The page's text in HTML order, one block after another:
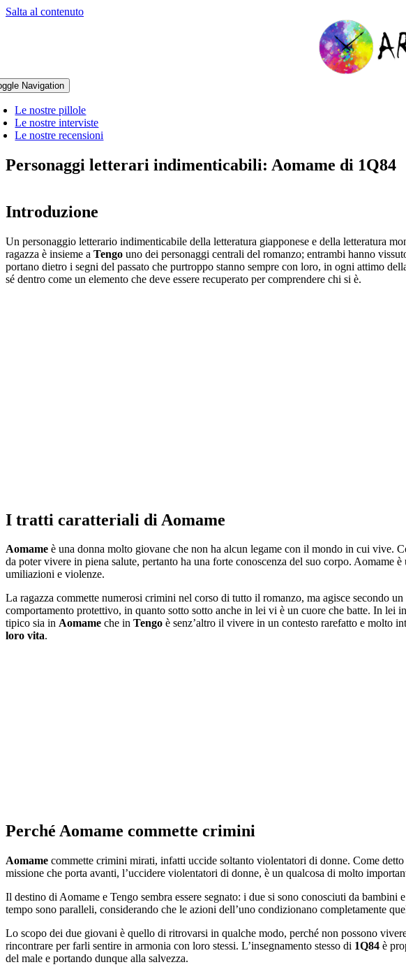
Salta al contenuto
Navigation
Le nostre pillole
Le nostre interviste
Le nostre recensioni
Personaggi letterari indimenticabili: Aomame di 1Q84
Introduzione
Un personaggio letterario indimenticabile della letteratura giapponese e della letteratura
ragazza è insieme a Tengo uno dei personaggi centrali del romanzo; entrambi hanno
portano dietro i segni del passato che purtroppo stanno sempre con loro, in ogni attimo
sé dentro come un elemento che deve essere recuperato per comprendere chi si è.
I tratti caratteriali di Aomame
Aomame è una donna molto giovane che non ha alcun legame con il mondo in cui vive.
da poter vivere in piena salute, pertanto ha una forte conoscenza del suo corpo.
umiliazioni e violenze.
La ragazza commette numerosi crimini nel corso di tutto il romanzo, ma agisce secondo
comportamento protettivo, in quanto sotto sotto anche in lei vi è un cuore che batte. In lei
tipico sia in Aomame che in Tengo è senz’altro il vivere in un contesto rarefatto e molto
loro vita.
Perché Aomame commette crimini
Aomame commette crimini mirati, infatti uccide soltanto violentatori di donne. Come
missione che porta avanti, l’uccidere violentatori di donne, è un qualcosa di molto
Il destino di Aomame e Tengo sembra essere segnato: i due si sono conosciuti da
tempo sono paralleli, considerando che le azioni dell’uno condizionano completamente
Lo scopo dei due giovani è quello di ritrovarsi in qualche modo, perché non possono
rincontrare per farli sentire in armonia con loro stessi. L’insegnamento stesso di 1Q84 è
del male e portando dunque alla salvezza.